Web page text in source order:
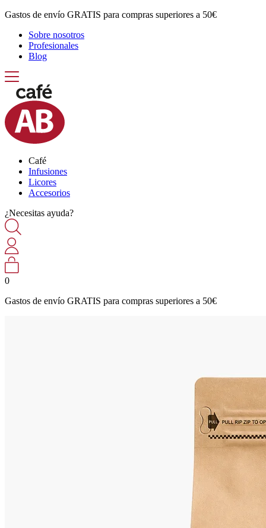
Gastos de envío GRATIS para compras superiores a 50€
Sobre nosotros
Profesionales
Blog
Café
Infusiones
Licores
Accesorios
¿Necesitas ayuda?
0
Gastos de envío GRATIS para compras superiores a 50€